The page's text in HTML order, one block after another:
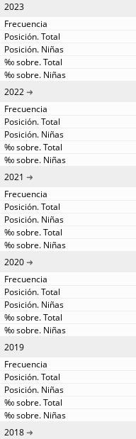
2023
2022
2021
2020
2019
2018